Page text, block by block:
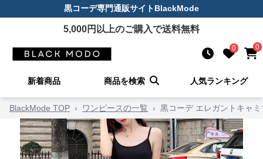
黒コーデ専門通販サイトBlackMode
5,000円以上のご購入で送料無料
0 0
新着商品 商品を検索 人気ランキング
BlackMode TOP › ワンピースの一覧 › 黒コーデ エレガントキャ